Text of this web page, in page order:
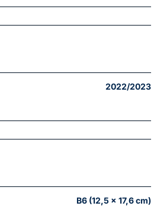
2022/2023
B6 (12,5 x 17,6 cm)